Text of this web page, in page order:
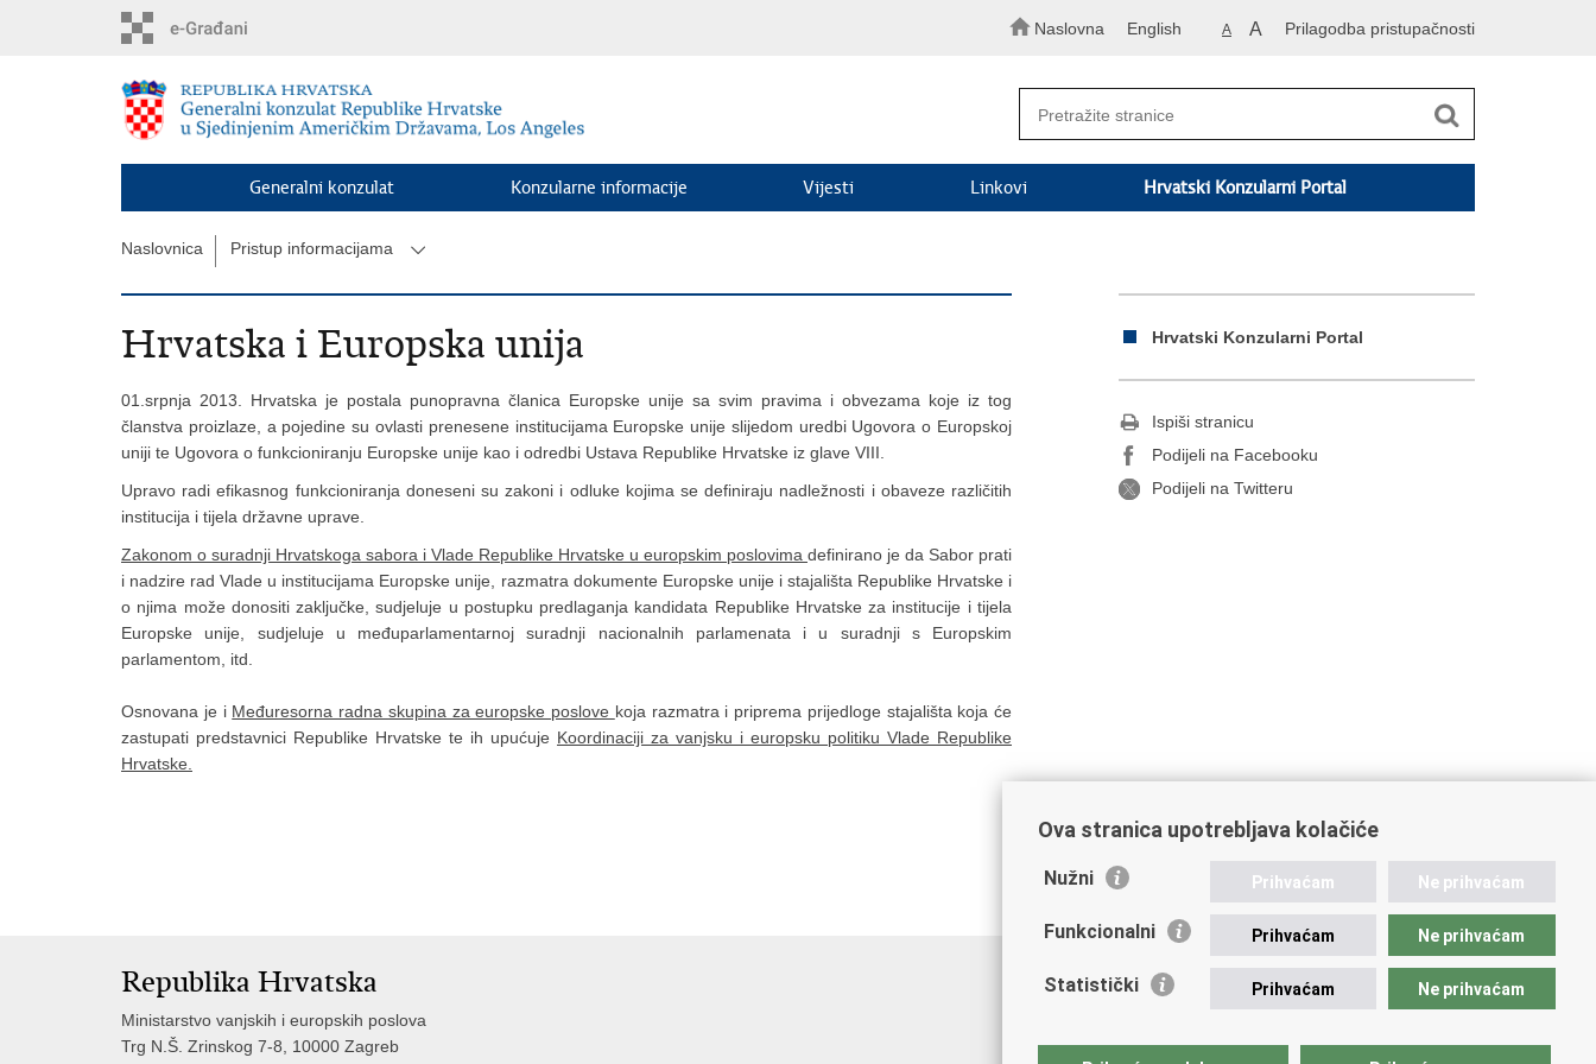
Naslovna English A A Prilagodba pristupačnosti
Generalni konzulat Konzularne informacije Vijesti Linkovi Hrvatski Konzularni Portal
Naslovnica Pristup informacijama
Hrvatska i Europska unija
01.srpnja 2013. Hrvatska je postala punopravna članica Europske unije sa svim pravima i obvezama koje iz tog
članstva proizlaze, a pojedine su ovlasti prenesene institucijama Europske unije slijedom uredbi Ugovora o Europskoj
uniji te Ugovora o funkcioniranju Europske unije kao i odredbi Ustava Republike Hrvatske iz glave VIII.
Upravo radi efikasnog funkcioniranja doneseni su zakoni i odluke kojima se definiraju nadležnosti i obaveze različitih
institucija i tijela državne uprave.
Zakonom o suradnji Hrvatskoga sabora i Vlade Republike Hrvatske u europskim poslovima definirano je da Sabor prati
i nadzire rad Vlade u institucijama Europske unije, razmatra dokumente Europske unije i stajališta Republike Hrvatske i
o njima može donositi zaključke, sudjeluje u postupku predlaganja kandidata Republike Hrvatske za institucije i tijela
Europske unije, sudjeluje u međuparlamentarnoj suradnji nacionalnih parlamenata i u suradnji s Europskim
parlamentom, itd.
Osnovana je i Međuresorna radna skupina za europske poslove koja razmatra i priprema prijedloge stajališta koja će
zastupati predstavnici Republike Hrvatske te ih upućuje Koordinaciji za vanjsku i europsku politiku Vlade Republike
Hrvatske.
Hrvatski Konzularni Portal
Ispiši stranicu
Podijeli na Facebooku
Podijeli na Twitteru
Republika Hrvatska
Ministarstvo vanjskih i europskih poslova
Trg N.Š. Zrinskog 7-8, 10000 Zagreb
Ova stranica upotrebljava kolačiće
Nužni Prihvaćam Ne prihvaćam
Funkcionalni Prihvaćam Ne prihvaćam
Statistički Prihvaćam Ne prihvaćam